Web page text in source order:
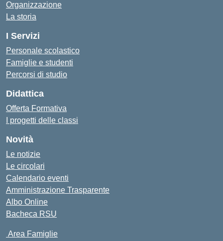
Organizzazione
La storia
I Servizi
Personale scolastico
Famiglie e studenti
Percorsi di studio
Didattica
Offerta Formativa
I progetti delle classi
Novità
Le notizie
Le circolari
Calendario eventi
Amministrazione Trasparente
Albo Online
Bacheca RSU
Area Famiglie